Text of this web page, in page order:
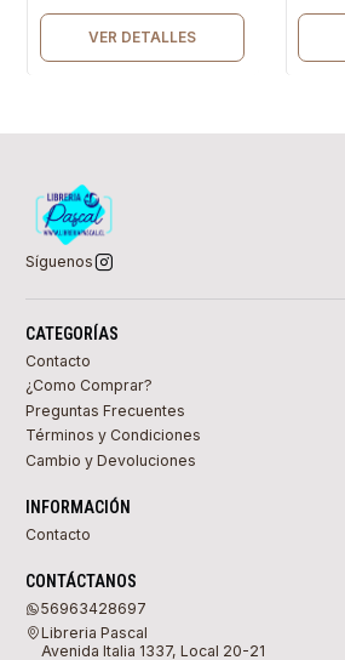
VER DETALLES
Síguenos
CATEGORÍAS
Contacto
¿Como Comprar?
Preguntas Frecuentes
Términos y Condiciones
Cambio y Devoluciones
INFORMACIÓN
Contacto
CONTÁCTANOS
56963428697
Libreria Pascal
Avenida Italia 1337, Local 20-21